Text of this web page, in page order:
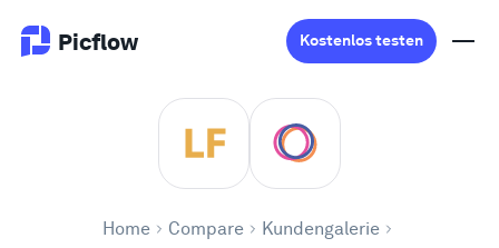
Picflow Kostenlos testen
Home Compare Kundengalerie